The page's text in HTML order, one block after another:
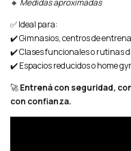
🔸 Medidas aproximadas
✅ Ideal para:
✔️ Gimnasios, centros de
✔️ Clases funcionales o rutinas
✔️ Espacios reducidos o home
🚀Entrená con seguridad,
con confianza.